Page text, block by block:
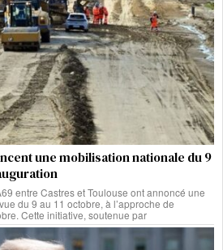
une mobilisation nationale du 9
entre Castres et Toulouse ont annoncé une
du 9 au 11 octobre, à l’approche de
Cette initiative, soutenue par